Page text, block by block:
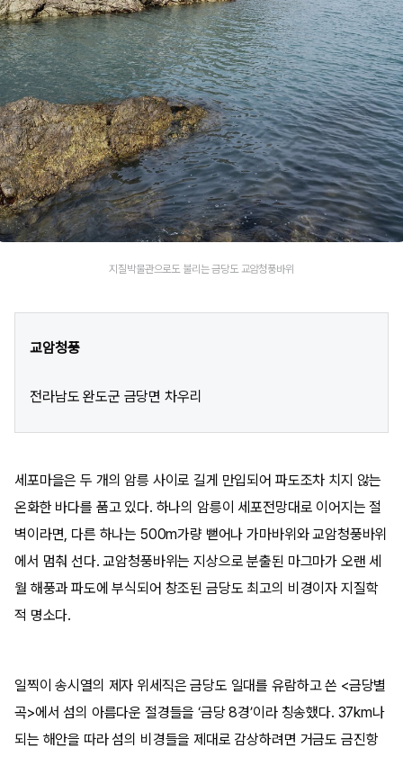
지질박물관으로도 불리는 금당도 교암청풍바위
교암청풍
전라남도 완도군 금당면 차우리
세포마을은 두 개의 암릉 사이로 길게 만입되어 파도조차 치지 않는
온화한 바다를 품고 있다. 하나의 암릉이 세포전망대로 이어지는 절
벽이라면, 다른 하나는 500m가량 뻗어나 가마바위와 교암청풍바위
에서 멈춰 선다. 교암청풍바위는 지상으로 분출된 마그마가 오랜 세
월 해풍과 파도에 부식되어 창조된 금당도 최고의 비경이자 지질학
적 명소다.
일찍이 송시열의 제자 위세직은 금당도 일대를 유람하고 쓴 <금당별
곡>에서 섬의 아름다운 절경들을 ‘금당 8경’이라 칭송했다. 37km나
되는 해안을 따라 섬의 비경들을 제대로 감상하려면 거금도 금진항